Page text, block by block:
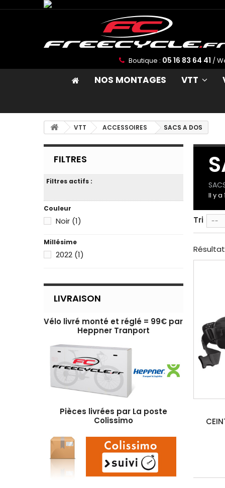
Boutique : 05 16 83 64 41 /
NOS MONTAGES VTT
VTT ACCESSOIRES SACS A DOS
FILTRES
Filtres actifs :
Couleur
Noir (1)
Millésime
2022 (1)
LIVRAISON
Vélo livré monté et réglé = 99€ par
Heppner Tranport
Pièces livrées par La poste
Colissimo
Il y a
Tri --